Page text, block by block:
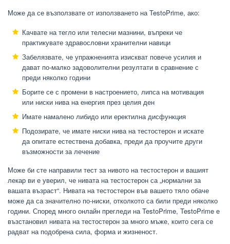
Може да се възползвате от използването на TestoPrime, ако:
Качвате на тегло или телесни мазнини, въпреки че
практикувате здравословни хранителни навици
Забелязвате, че упражненията изискват повече усилия и
дават по-малко задоволителни резултати в сравнение с
преди няколко години
Борите се с промени в настроението, липса на мотивация
или ниски нива на енергия през целия ден
Имате намалено либидо или еректилна дисфункция
Подозирате, че имате ниски нива на тестостерон и искате
да опитате естествена добавка, преди да проучите други
възможности за лечение
Може би сте направили тест за нивото на тестостерон и вашият
лекар ви е уверил, че нивата на тестостерон са „нормални за
вашата възраст“. Нивата на тестостерон във вашето тяло обаче
може да са значително по-ниски, отколкото са били преди няколко
години. Според много онлайн прегледи на TestoPrime, TestoPrime е
възстановил нивата на тестостерон за много мъже, които сега се
радват на подобрена сила, форма и жизненост.